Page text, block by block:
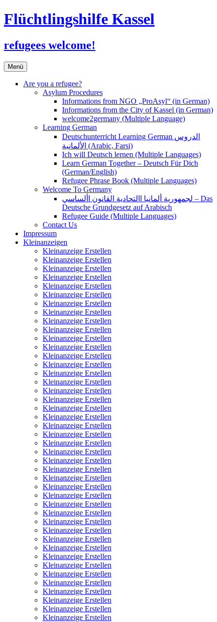
Flüchtlingshilfe Kassel
refugees welcome!
Menü Zum
Inhalt
springen
Are you a refugee?
Asylum Procedures
Informations from NGO „ProAsyl“ (in German)
Informations from the City of Kassel (in German)
welcome2germany (Multiple Language)
Learning German
Deutschunterricht Learning German الدروس
الألمانية (Arabic, Farsi)
Ich will Deutsch lernen (Multiple Languages)
Learn German Together – Deutsch Für Dich
(German/English)
Refugee Phrase Book (Multiple Languages)
Welcome To Germany
لجمهورية ألمانيا االتحادية القانون األساسي – Das
Deutsche Grundgesetz auf Arabisch
Refugee Guide (Multiple Languages)
Contact Us
Impressum
Kleinanzeigen
Kleinanzeige Erstellen
Kleinanzeige Erstellen
Kleinanzeige Erstellen
Kleinanzeige Erstellen
Kleinanzeige Erstellen
Kleinanzeige Erstellen
Kleinanzeige Erstellen
Kleinanzeige Erstellen
Kleinanzeige Erstellen
Kleinanzeige Erstellen
Kleinanzeige Erstellen
Kleinanzeige Erstellen
Kleinanzeige Erstellen
Kleinanzeige Erstellen
Kleinanzeige Erstellen
Kleinanzeige Erstellen
Kleinanzeige Erstellen
Kleinanzeige Erstellen
Kleinanzeige Erstellen
Kleinanzeige Erstellen
Kleinanzeige Erstellen
Kleinanzeige Erstellen
Kleinanzeige Erstellen
Kleinanzeige Erstellen
Kleinanzeige Erstellen
Kleinanzeige Erstellen
Kleinanzeige Erstellen
Kleinanzeige Erstellen
Kleinanzeige Erstellen
Kleinanzeige Erstellen
Kleinanzeige Erstellen
Kleinanzeige Erstellen
Kleinanzeige Erstellen
Kleinanzeige Erstellen
Kleinanzeige Erstellen
Kleinanzeige Erstellen
Kleinanzeige Erstellen
Kleinanzeige Erstellen
Kleinanzeige Erstellen
Kleinanzeige Erstellen
Kleinanzeige Erstellen
Kleinanzeige Erstellen
Kleinanzeige Erstellen